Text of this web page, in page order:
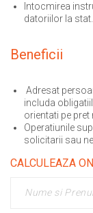
Intocmirea
datoriilor la stat.
Beneficii
Adresat
includa
orientati pe pret
Operatiunile
solicitarii sau
CALCULEAZA